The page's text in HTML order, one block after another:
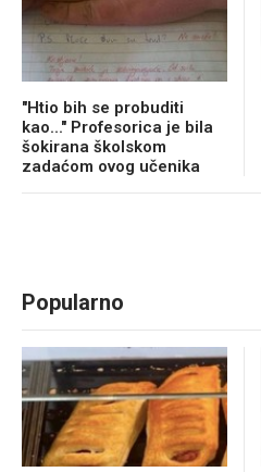
"Htio bih se probuditi
kao..." Profesorica je bila
šokirana školskom
zadaćom ovog učenika
Popularno